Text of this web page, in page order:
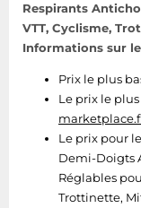
Respirants
VTT, Cyclisme,
Informations sur
Prix le plus
Le prix le
Le prix pour
Demi-Doigts
Réglables
Trottinette,